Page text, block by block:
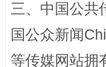
阿坝州三大球赛在
三、中国公共
国公众新闻
等传媒网站拥